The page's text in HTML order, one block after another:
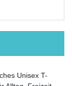
Unisex T-